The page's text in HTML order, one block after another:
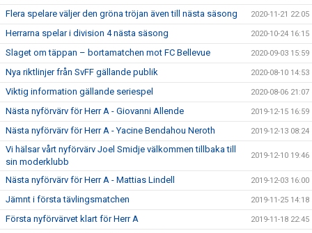
Flera spelare väljer den gröna tröjan även till nästa säsong 2020-11-21 22:05
Herrarna spelar i division 4 nästa säsong 2020-10-24 16:15
Slaget om täppan – bortamatchen mot FC Bellevue 2020-09-03 15:59
Nya riktlinjer från SvFF gällande publik 2020-08-10 14:53
Viktig information gällande seriespel 2020-08-06 21:07
Nästa nyförvärv för Herr A - Giovanni Allende 2019-12-15 16:59
Nästa nyförvärv för Herr A - Yacine Bendahou Neroth 2019-12-13 08:24
Vi hälsar vårt nyförvärv Joel Smidje välkommen tillbaka till
sin moderklubb
2019-12-10 19:46
Nästa nyförvärv för Herr A - Mattias Lindell 2019-12-03 16:00
Jämnt i första tävlingsmatchen 2019-11-25 14:18
Första nyförvärvet klart för Herr A 2019-11-18 22:45